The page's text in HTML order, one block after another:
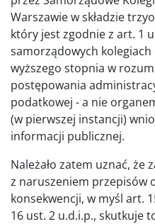
Warszawie w składzie
który jest zgodnie z art. 1
samorządowych kolegiach
wyższego stopnia w
postępowania
podatkowej - a nie
(w pierwszej instancji)
informacji publicznej.
Należało zatem uznać, że
z naruszeniem przepisów
konsekwencji, w myśl art.
16 ust. 2 u.d.i.p., skutkuje